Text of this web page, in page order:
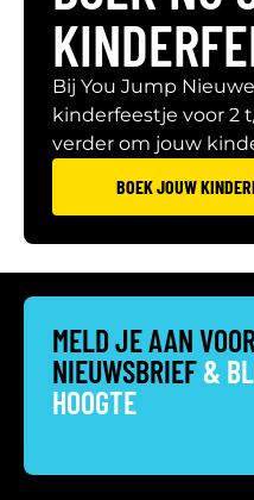
Bij You Jump
kinderfeestje voor 2
verder om jouw
BOEK JOUW
MELD JE AAN
NIEUWSBRIEF&
HOOGTE